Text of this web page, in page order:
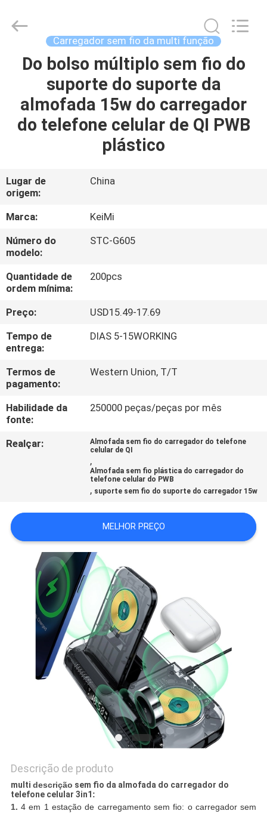
CASA
PRODUTOS
EXCURSÃO
DA
FÁBRICA
CONTROLE
DA
QUALIDADE
CONTACTE-
NOS
PEÇA
CITAÇÕES
DO
SITE
PRIVACY
POLICY
Carregador sem fio da multi função
Do bolso múltiplo sem fio do
suporte do suporte da
almofada 15w do carregador
do telefone celular de QI PWB
plástico
Lugar de
origem:
China
Marca:
KeiMi
Número do
modelo:
STC-G605
Quantidade de
ordem mínima:
200pcs
Preço:
USD15.49-17.69
Tempo de
entrega:
DIAS 5-15WORKING
Termos de
pagamento:
Western Union, T/T
Habilidade da
fonte:
250000 peças/peças por mês
Realçar:
Almofada sem fio do carregador do telefone
celular de QI
,
Almofada sem fio plástica do carregador do
telefone celular do PWB
, suporte sem fio do suporte do carregador 15w
MELHOR PREÇO
Descrição de produto
multi descrição sem fio da almofada do carregador do
telefone celular 3in1 :
1.4 em 1 estação de carregamento sem fio: o carregador sem